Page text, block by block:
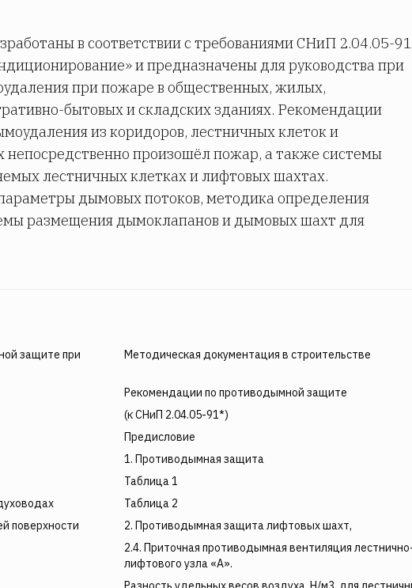
в соответствии с требованиями СНиП 2.04.05-
и предназначены для руководства при
при пожаре в общественных, жилых,
бытовых и складских зданиях. Рекомендации
из коридоров, лестничных клеток и
произошёл пожар, а также системы
лестничных клетках и лифтовых шахтах.
дымовых потоков, методика определения
размещения дымоклапанов и дымовых шахт для
защите при
Методическая документация в строительстве
Рекомендации по противодымной защите
(к СНиП 2.04.05-91*)
Предисловие
1. Противодымная защита
Таблица 1
Таблица 2
поверхности
2. Противодымная защита лифтовых шахт,
2.4. Приточная противодымная вентиляция
лифтового узла «А».